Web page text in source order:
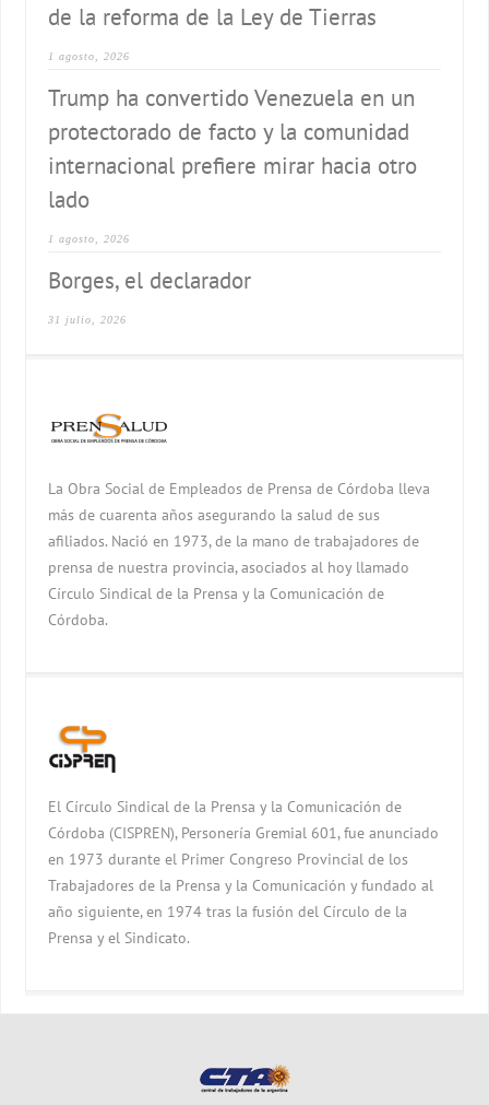
de la reforma de la Ley de Tierras
1 agosto, 2026
Trump ha convertido Venezuela en un
protectorado de facto y la comunidad
internacional prefiere mirar hacia otro
lado
1 agosto, 2026
Borges, el declarador
31 julio, 2026
La Obra Social de Empleados de Prensa de Córdoba lleva
más de cuarenta años asegurando la salud de sus
afiliados. Nació en 1973, de la mano de trabajadores de
prensa de nuestra provincia, asociados al hoy llamado
Círculo Sindical de la Prensa y la Comunicación de
Córdoba.
El Círculo Sindical de la Prensa y la Comunicación de
Córdoba (CISPREN), Personería Gremial 601, fue anunciado
en 1973 durante el Primer Congreso Provincial de los
Trabajadores de la Prensa y la Comunicación y fundado al
año siguiente, en 1974 tras la fusión del Círculo de la
Prensa y el Sindicato.